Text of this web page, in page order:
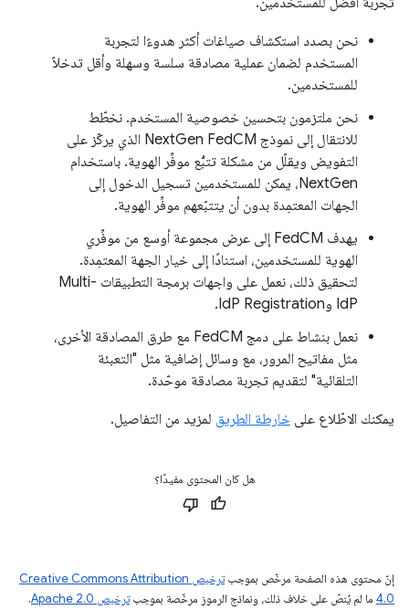
نحن بصدد استكشاف صياغات أكثر هدوءًا لتجربة
المستخدم لضمان عملية مصادقة سلسة وسهلة وأقل تدخلاً
للمستخدمين.
نحن ملتزمون بتحسين خصوصية المستخدم. نخطّط
للانتقال إلى نموذج NextGen FedCM الذي يركّز على
التفويض ويقلّل من مشكلة تتبُّع موفِّر الهوية. باستخدام
NextGen، يمكن للمستخدمين تسجيل الدخول إلى
الجهات المعتمِدة بدون أن يتتبّعهم موفِّر الهوية.
يهدف FedCM إلى عرض مجموعة أوسع من موفِّري
الهوية للمستخدمين، استنادًا إلى خيار الجهة المعتمِدة.
لتحقيق ذلك، نعمل على واجهات برمجة التطبيقات Multi-
IdP وIdP Registration.
نعمل بنشاط على دمج FedCM مع طرق المصادقة الأخرى،
مثل مفاتيح المرور، مع وسائل إضافية مثل "التعبئة
التلقائية" لتقديم تجربة مصادقة موحّدة.
يمكنك الاطّلاع على خارطة الطريق لمزيد من التفاصيل.
هل كان المحتوى مفيدًا؟
إنّ محتوى هذه الصفحة مرخّص بموجب
ترخيص Creative Commons Attribution
4.0‏ ما لم يُنصّ على خلاف ذلك، ونماذج الرموز مرخّصة بموجبترخيص Apache 2.0‏
.